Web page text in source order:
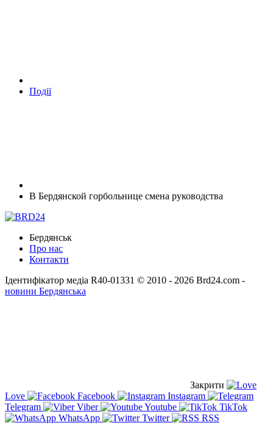
Події
В Бердянской горбольнице смена руководства
Бердянськ
Про нас
Контакти
Ідентифікатор медіа R40-01331 © 2010 - 2026 Brd24.com -
новини Бердянська
Закрити
Love
Facebook
Instagram
Telegram
Viber Youtube
TikTok
WhatsApp
Twitter RSS